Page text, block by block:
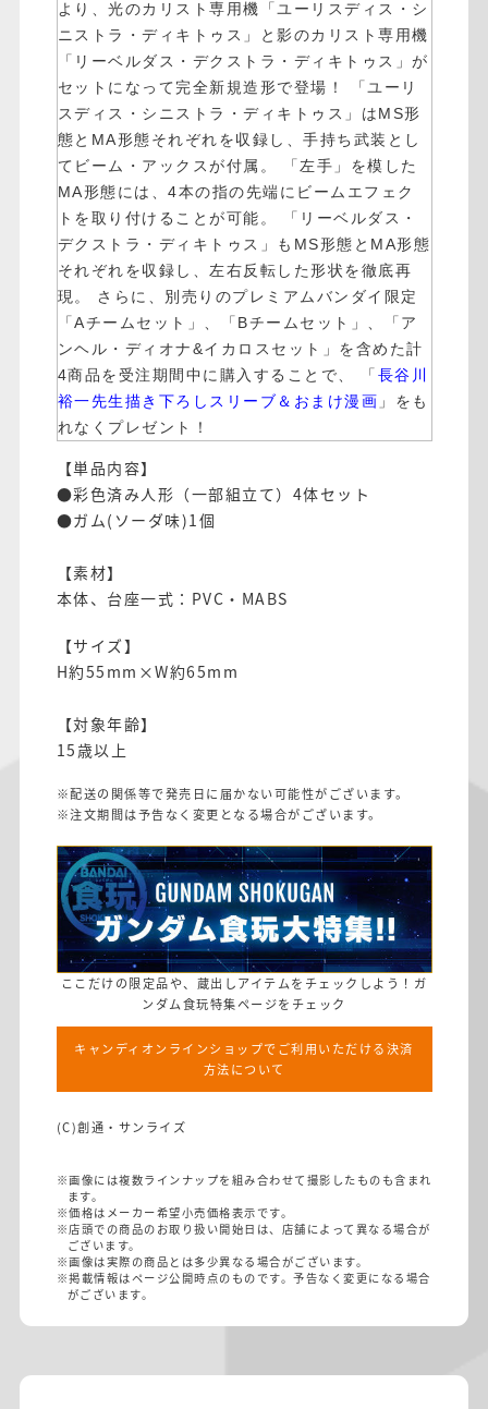
より、光のカリスト専用機「ユーリスディス・シ
ニストラ・ディキトゥス」と影のカリスト専用機
「リーベルダス・デクストラ・ディキトゥス」が
セットになって完全新規造形で登場！ 「ユーリ
スディス・シニストラ・ディキトゥス」はMS形
態とMA形態それぞれを収録し、手持ち武装とし
てビーム・アックスが付属。 「左手」を模した
MA形態には、4本の指の先端にビームエフェク
トを取り付けることが可能。 「リーベルダス・
デクストラ・ディキトゥス」もMS形態とMA形態
それぞれを収録し、左右反転した形状を徹底再
現。 さらに、別売りのプレミアムバンダイ限定
「Aチームセット 」、「 Bチームセット 」、「 ア
ンヘル・ディオナ&イカロスセット
」を含めた計
4商品を受注期間中に購入することで、 「 長谷川
裕一先生描き下ろしスリーブ＆おまけ漫画 」をも
れなくプレゼント！
【単品内容】
●彩色済み人形（一部組立て）4体セット
●ガム(ソーダ味)1個
【素材】
本体、台座一式：PVC・MABS
【サイズ】
H約55mm×W約65mm
【対象年齢】
15歳以上
※配送の関係等で発売日に届かない可能性がございます。
※注文期間は予告なく変更となる場合がございます。
ここだけの限定品や、蔵出しアイテムをチェックしよう！ガ
ンダム食玩特集ページをチェック
キャンディオンラインショップでご利用いただける決済
方法について
(C)創通・サンライズ
※画像には複数ラインナップを組み合わせて撮影したものも含まれ
ます。
※価格はメーカー希望小売価格表示です。
※店頭での商品のお取り扱い開始日は、店舗によって異なる場合が
ございます。
※画像は実際の商品とは多少異なる場合がございます。
※掲載情報はページ公開時点のものです。予告なく変更になる場合
がございます。